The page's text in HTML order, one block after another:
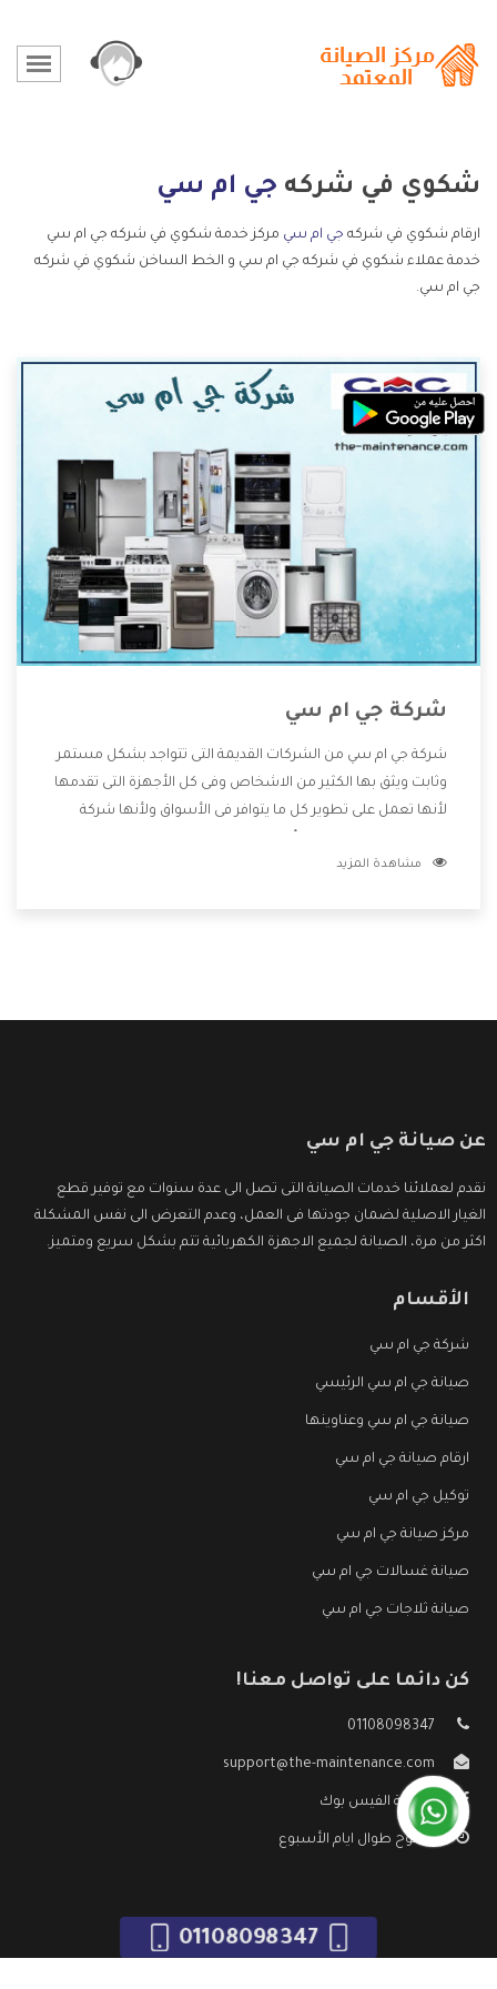
شكوي في شركه جي ام سي
ارقام شكوي في شركه جي ام سي مركز خدمة شكوي في شركه جي ام سي
خدمة عملاء شكوي في شركه جي ام سي و الخط الساخن شكوي في شركه
جي ام سي.
شركة جي ام سي
شركة جي ام سي من الشركات القديمة التى تتواجد بشكل مستمر
وثابت ويثق بها الكثير من الاشخاص وفى كل الأجهزة التى تقدمها
لأنها تعمل على تطوير كل ما يتوافر فى الأسواق ولأنها شركة
وتقدم للعملاء أقوى العروض والخصومات التى تسهل على
مشاهدة المزيد
عن صيانة جي ام سي
نقدم لعملائنا خدمات الصيانة التى تصل الى عدة سنوات مع توفير قطع
الغيار الاصلية لضمان جودتها فى العمل، وعدم التعرض الى نفس المشكلة
اكثر من مرة، الصيانة لجميع الاجهزة الكهربائية تتم بشكل سريع ومتميز.
الأقسام
شركة جي ام سي
صيانة جي ام سي الرئيسي
صيانة جي ام سي وعناوينها
ارقام صيانة جي ام سي
توكيل جي ام سي
مركز صيانة جي ام سي
صيانة غسالات جي ام سي
صيانة ثلاجات جي ام سي
كن دائما على تواصل معنا!
01108098347
support@the-maintenance.com
صفحة الفيس بوك
مفتوح طوال ايام الأسبوع
01108098347